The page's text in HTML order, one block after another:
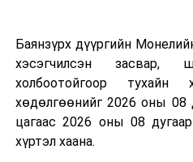
болон дулааны эрчим
болдог. Зарим
үлдэх үнснээс фосфор
авах боломжтой аж.
Япон, Герман, Швейцар,
зэрэг улс лаг хатаах,
Баянзүрх дүүргийн
хэсэгчилсэн засвар,
холбоотойгоор
хөдөлгөөнийг 2026 оны
цагаас 2026 оны 08
хүртэл хаана.